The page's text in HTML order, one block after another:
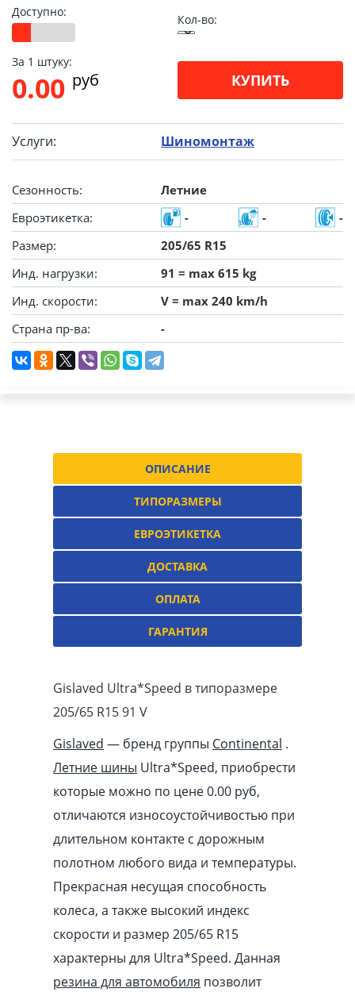
Доступно:
Кол-во:
За 1 штуку:
0.00 pуб КУПИТЬ
Услуги: Шиномонтаж
Сезонность:
Летние
Евроэтикетка:
- -
-
Размер:
205/65 R15
Инд. нагрузки:
91 = max 615 kg
Инд. скорости:
V = max 240 km/h
Страна пр-ва:
-
ОПИСАНИЕ
ТИПОРАЗМЕРЫ
ЕВРОЭТИКЕТКА
ДОСТАВКА
ОПЛАТА
ГАРАНТИЯ
Gislaved Ultra*Speed в типоразмере
205/65 R15 91 V
Gislaved — бренд группы Continental .
Летние шины Ultra*Speed, приобрести
которые можно по цене 0.00 pуб,
отличаются износоустойчивостью при
длительном контакте с дорожным
полотном любого вида и температуры.
Прекрасная несущая способность
колеса, а также высокий индекс
скорости и размер 205/65 R15
характерны для Ultra*Speed. Данная
резина для автомобиля позволит